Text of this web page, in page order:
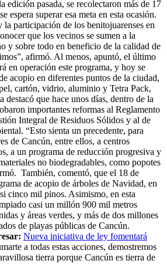
edición pasada, se recolectaron más de 17
espera superar esa meta en esta ocasión.
la participación de los benitojuarenses en
que los vecinos se sumen a la
y sobre todo en beneficio de la calidad de
afirmó. Al menos, apuntó, el último
en operación este programa, y hoy se
acopio en diferentes puntos de la ciudad,
cartón, vidrio, aluminio y Tetra Pack,
destacó que hace unos días, dentro de la
importantes reformas al Reglamento
Integral de Residuos Sólidos y al de
“Esto sienta un precedente, para
de Cancún, entre ellos, a centros
a un programa de reducción progresiva y
no biodegradables, como popotes
También, comentó, que el 18 de
de acopio de árboles de Navidad, en
cinco mil pinos. Asimismo, en esta
casi un millón 900 mil metros
y áreas verdes, y más de dos millones
de playas públicas de Cancún.
Nueva iniciativa de ley fomentará
a todas estas acciones, demostremos
tierra porque Cancún es tierra de